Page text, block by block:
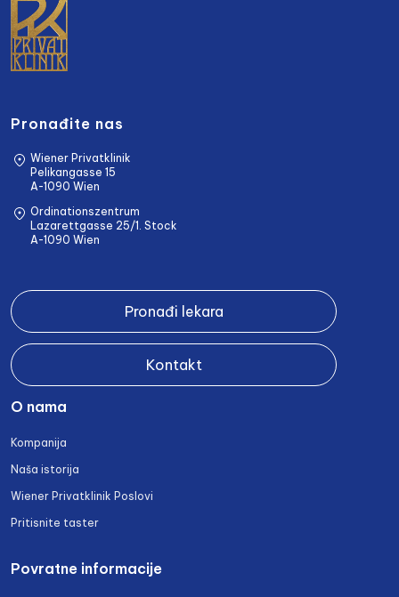
Pronađite nas
Wiener Privatklinik
Pelikangasse 15
A-1090 Wien
Ordinationszentrum
Lazarettgasse 25/1. Stock
A-1090 Wien
Pronađi lekara
Kontakt
O nama
Kompanija
Naša istorija
Wiener Privatklinik Poslovi
Pritisnite taster
Povratne informacije